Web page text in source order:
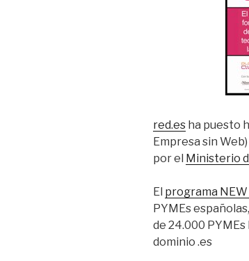
red.es ha puesto
Empresa sin
por el Ministerio
El programa NEW
PYMEs
de 24.000
dominio .es